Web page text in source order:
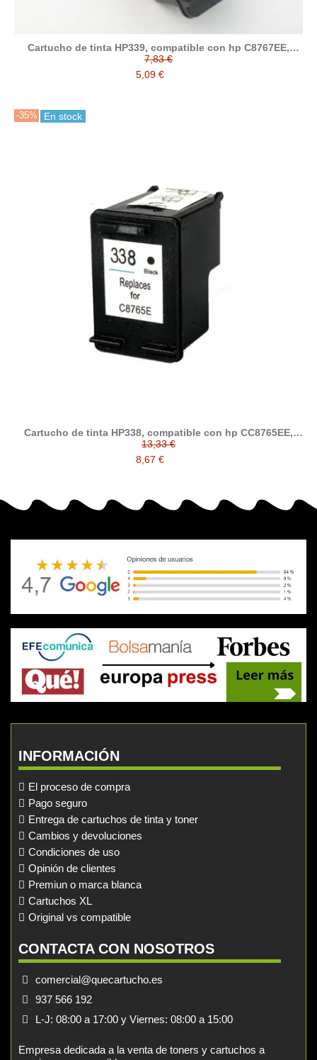
Cartucho de tinta HP339, compatible con hp C8767EE,
negro
7,83 €
5,09 €
-35% En stock
Cartucho de tinta HP338, compatible con hp CC8765EE,
negro
13,33 €
8,67 €
INFORMACIÓN
El proceso de compra
Pago seguro
Entrega de cartuchos de tinta y toner
Cambios y devoluciones
Condiciones de uso
Opinión de clientes
Premiun o marca blanca
Cartuchos XL
Original vs compatible
CONTACTA CON NOSOTROS
comercial@quecartucho.es
937 566 192
L-J: 08:00 a 17:00 y Viernes: 08:00 a 15:00
Empresa dedicada a la venta de toners y cartuchos a